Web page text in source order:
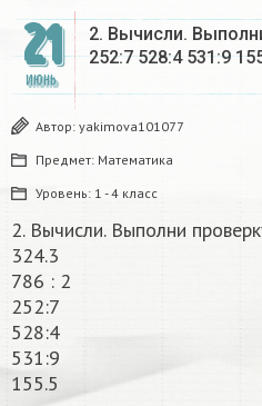
21
ИЮНЬ
2. Вычисли.
252:7 528:4 531:9
Автор: yakimova101077
Предмет: Математика
Уровень: 1 - 4 класс
2. Вычисли. Выполни
324.3
786 : 2
252:7
528:4
531:9
155.5​